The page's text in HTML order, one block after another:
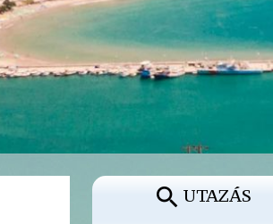
UTAZÁS